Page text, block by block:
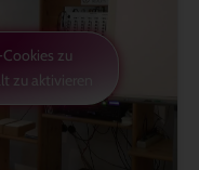
zu
zu aktivieren